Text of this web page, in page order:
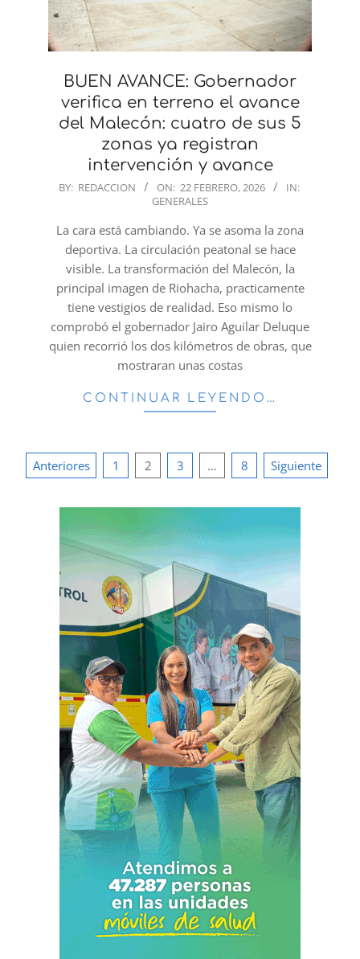
BUEN AVANCE: Gobernador
verifica en terreno el avance
del Malecón: cuatro de sus 5
zonas ya registran
intervención y avance
2026-
22
BY: REDACCION ON: 22 FEBRERO, 2026
IN:
GENERALES
La cara está cambiando. Ya se asoma la zona
deportiva. La circulación peatonal se hace
visible. La transformación del Malecón, la
principal imagen de Riohacha, practicamente
tiene vestigios de realidad. Eso mismo lo
comprobó el gobernador Jairo Aguilar Deluque
quien recorrió los dos kilómetros de obras, que
mostraran unas costas
CONTINUAR LEYENDO…
Paginación
entradas
Anteriores 1 2 3 … 8 Siguiente